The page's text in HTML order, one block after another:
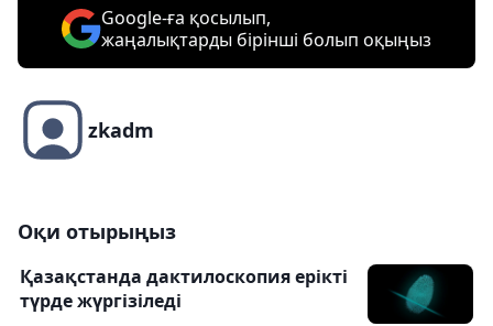
Google-ға қосылып,
жаңалықтарды бірінші болып оқыңыз
zkadm
Оқи отырыңыз
Қазақстанда дактилоскопия ерікті
түрде жүргізіледі